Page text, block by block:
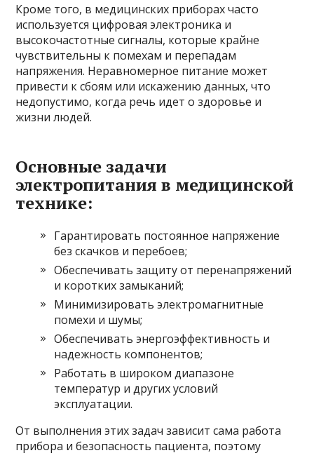
Кроме того, в медицинских приборах часто
используется цифровая электроника и
высокочастотные сигналы, которые крайне
чувствительны к помехам и перепадам
напряжения. Неравномерное питание может
привести к сбоям или искажению данных, что
недопустимо, когда речь идет о здоровье и
жизни людей.
Основные задачи
электропитания в медицинской
технике:
Гарантировать постоянное напряжение
без скачков и перебоев;
Обеспечивать защиту от перенапряжений
и коротких замыканий;
Минимизировать электромагнитные
помехи и шумы;
Обеспечивать энергоэффективность и
надежность компонентов;
Работать в широком диапазоне
температур и других условий
эксплуатации.
От выполнения этих задач зависит сама работа
прибора и безопасность пациента, поэтому